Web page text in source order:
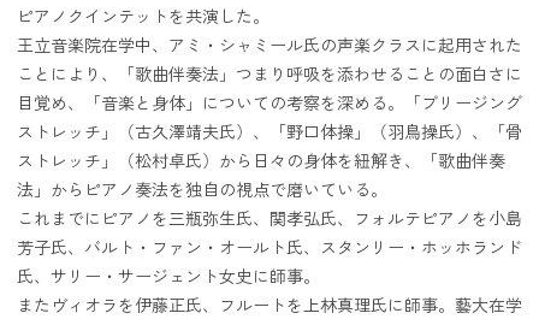
ピアノクインテットを共演した。
王立音楽院在学中、アミ・シャミール氏の声楽クラスに起用された
ことにより、「歌曲伴奏法」つまり呼吸を添わせることの面白さに
目覚め、「音楽と身体」についての考察を深める。「ブリージング
ストレッチ」（古久澤靖夫氏）、「野口体操」（羽鳥操氏）、「骨
ストレッチ」（松村卓氏）から日々の身体を紐解き、「歌曲伴奏
法」からピアノ奏法を独自の視点で磨いている。
これまでにピアノを三瓶弥生氏、関孝弘氏、フォルテピアノを小島
芳子氏、バルト・ファン・オールト氏、スタンリー・ホッホランド
氏、サリー・サージェント女史に師事。
またヴィオラを伊藤正氏、フルートを上林真理氏に師事。藝大在学